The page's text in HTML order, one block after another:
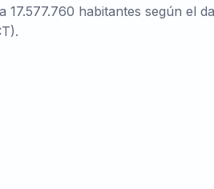
habitantes según el